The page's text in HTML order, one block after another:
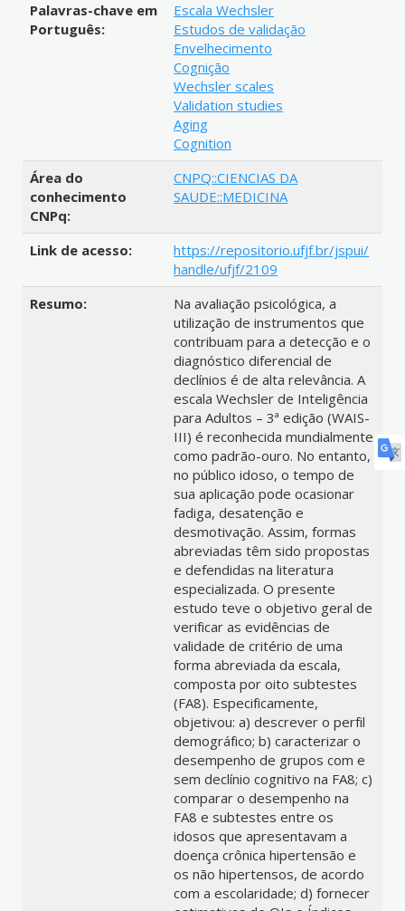
Palavras-chave em
Português:
Escala Wechsler
Estudos de validação
Envelhecimento
Cognição
Wechsler scales
Validation studies
Aging
Cognition
Área do
conhecimento
CNPq:
CNPQ::CIENCIAS DA
SAUDE::MEDICINA
Link de acesso:
https://repositorio.ufjf.br/jspui/
handle/ufjf/2109
Resumo:
Na avaliação psicológica, a
utilização de instrumentos que
contribuam para a detecção e o
diagnóstico diferencial de
declínios é de alta relevância. A
escala Wechsler de Inteligência
para Adultos – 3ª edição (WAIS-
III) é reconhecida mundialmente
como padrão-ouro. No entanto,
no público idoso, o tempo de
sua aplicação pode ocasionar
fadiga, desatenção e
desmotivação. Assim, formas
abreviadas têm sido propostas
e defendidas na literatura
especializada. O presente
estudo teve o objetivo geral de
verificar as evidências de
validade de critério de uma
forma abreviada da escala,
composta por oito subtestes
(FA8). Especificamente,
objetivou: a) descrever o perfil
demográfico; b) caracterizar o
desempenho de grupos com e
sem declínio cognitivo na FA8; c)
comparar o desempenho na
FA8 e subtestes entre os
idosos que apresentavam a
doença crônica hipertensão e
os não hipertensos, de acordo
com a escolaridade; d) fornecer